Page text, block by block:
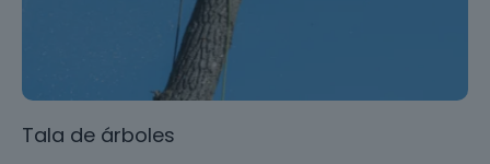
Tala de árboles